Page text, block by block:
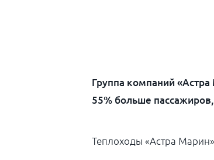
Группа компаний
55% больше
Теплоходы «Астра